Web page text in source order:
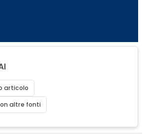
articolo
altre fonti